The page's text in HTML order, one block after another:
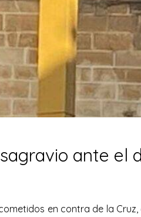
ante el
en contra de la